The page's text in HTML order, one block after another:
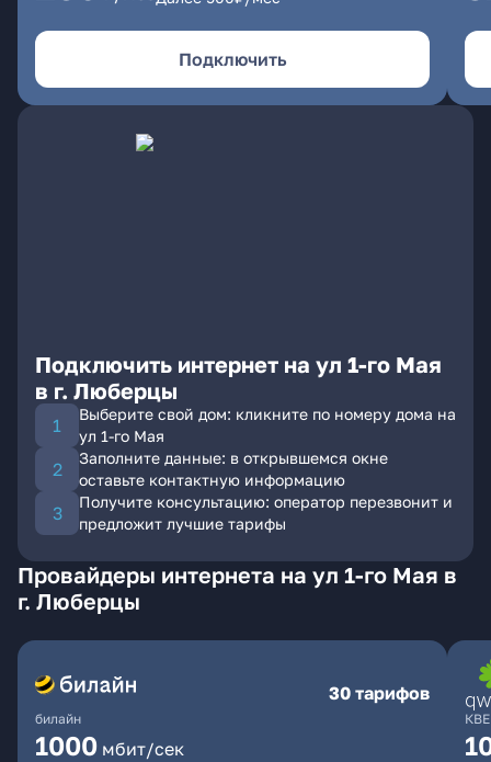
Подключить
Подключить интернет на ул 1-го Мая
в г. Люберцы
Выберите свой дом: кликните по номеру дома на
ул 1-го Мая
Заполните данные: в открывшемся окне
оставьте контактную информацию
Получите консультацию: оператор перезвонит и
предложит лучшие тарифы
Провайдеры интернета на ул 1-го Мая в
г. Люберцы
билайн
30 тарифов
1000 мбит/сек